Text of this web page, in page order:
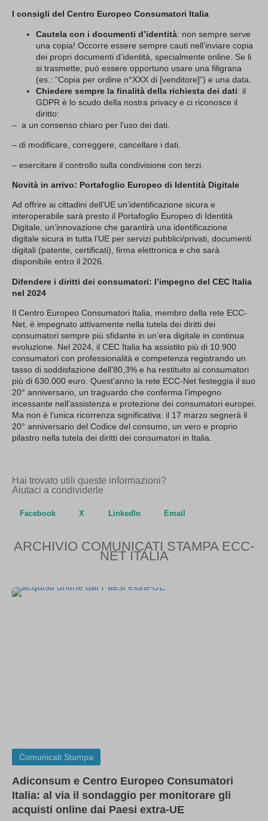
I consigli del Centro Europeo Consumatori Italia
Cautela con i documenti d’identità: non sempre serve
una copia! Occorre essere sempre cauti nell’inviare copia
dei propri documenti d’identità, specialmente online. Se li
si trasmette, può essere opportuno usare una filigrana
(es.: “Copia per ordine n°XXX di [venditore]”) e una data.
Chiedere sempre la finalità della richiesta dei dati: il
GDPR è lo scudo della nostra privacy e ci riconosce il
diritto:
– a un consenso chiaro per l’uso dei dati.
– di modificare, correggere, cancellare i dati.
– esercitare il controllo sulla condivisione con terzi.
Novità in arrivo: Portafoglio Europeo di Identità Digitale
Ad offrire ai cittadini dell’UE un’identificazione sicura e
interoperabile sarà presto il Portafoglio Europeo di Identità
Digitale, un’innovazione che garantirà una identificazione
digitale sicura in tutta l’UE per servizi pubblici/privati, documenti
digitali (patente, certificati), firma elettronica e che sarà
disponibile entro il 2026.
Difendere i diritti dei consumatori: l’impegno del CEC Italia
nel 2024
Il Centro Europeo Consumatori Italia, membro della rete ECC-
Net, è impegnato attivamente nella tutela dei diritti dei
consumatori sempre più sfidante in un’era digitale in continua
evoluzione. Nel 2024, il CEC Italia ha assistito più di 10.900
consumatori con professionalità e competenza registrando un
tasso di soddisfazione dell’80,3% e ha restituito ai consumatori
più di 630.000 euro. Quest’anno la rete ECC-Net festeggia il suo
20° anniversario, un traguardo che conferma l’impegno
incessante nell’assistenza e protezione dei consumatori europei.
Ma non è l’unica ricorrenza significativa: il 17 marzo segnerà il
20° anniversario del Codice del consumo, un vero e proprio
pilastro nella tutela dei diritti dei consumatori in Italia.
Hai trovato utili queste informazioni?
Aiutaci a condividerle
Facebook X LinkedIn Email
ARCHIVIO COMUNICATI STAMPA ECC-
NET ITALIA
Comunicati Stampa
Adiconsum e Centro Europeo Consumatori
Italia: al via il sondaggio per monitorare gli
acquisti online dai Paesi extra-UE